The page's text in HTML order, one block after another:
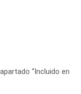
“Incluido en